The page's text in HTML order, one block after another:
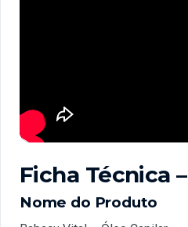
Ficha Técnica –
Nome do Produto